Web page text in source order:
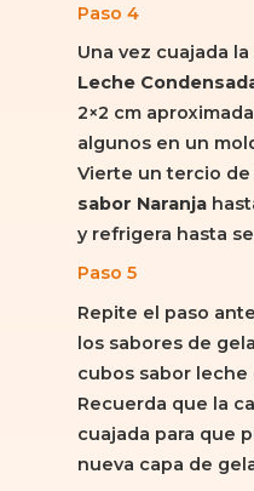
Paso 4
Una vez cuajada la
Leche
2×2 cm
algunos en un
Vierte un tercio de
sabor Naranja
y refrigera hasta
Paso 5
Repite el paso
los sabores de
cubos sabor leche
Recuerda que la
cuajada para que
nueva capa de